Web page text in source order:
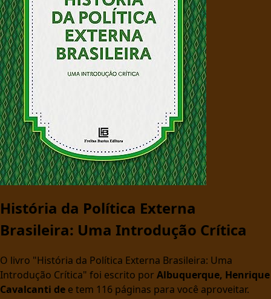
História da Política Externa
Brasileira: Uma Introdução Crítica
O livro "História da Política Externa Brasileira: Uma
Introdução Crítica" foi escrito por Albuquerque, Henrique
Cavalcanti de e tem 116 páginas para você aproveitar.